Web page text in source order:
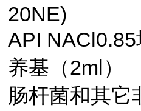
20NE)
API NACl0.85
养基（2ml）
肠杆菌和其它